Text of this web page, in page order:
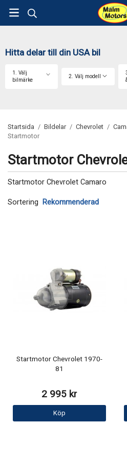
Hitta delar till din USA bil
1. Välj
bilmärke
2. Välj modell
Startsida / Bildelar / Chevrolet /
Startmotor
Startmotor
Startmotor Chevrolet Camaro
Sortering
Startmotor Chevrolet 1970-
81
2 995 kr
Köp